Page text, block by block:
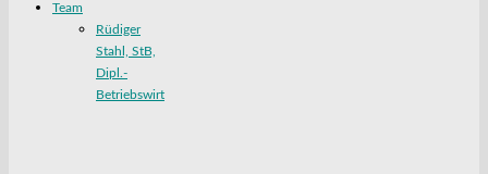
Team
Rüdiger
Stahl, StB,
Dipl.-
Betriebswirt